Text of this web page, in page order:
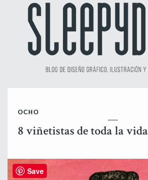
OCHO
8 viñetistas de toda la vida
Save